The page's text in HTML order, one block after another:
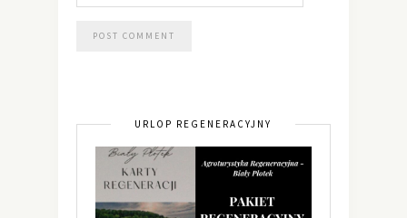
URLOP REGENERACYJNY